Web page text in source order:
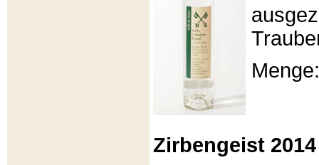
Zirbengeist